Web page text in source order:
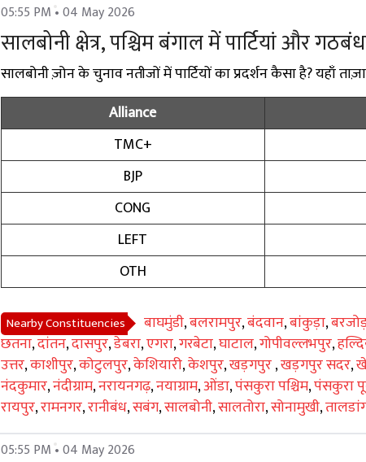
05:55 PM • 04 May 2026
सालबोनी क्षेत्र, पश्चिम बंगाल में पार्टियां और
सालबोनी ज़ोन के चुनाव नतीजों में पार्टियों का प्रदर्शन कैसा है? यहाँ
Alliance
TMC+
BJP
CONG
LEFT
OTH
Nearby Constituencies बाघमुंडी,बलरामपुर,बंदवान,बांकुड़ा,
छतना,दांतन,दासपुर,डेबरा,एगरा,गरबेटा,घाटाल,गोपीवल्लभपुर,
उत्तर,काशीपुर,कोटुलपुर,केशियारी,केशपुर,खड़गपुर,खड़गपुर सदर,
नंदकुमार,नंदीग्राम,नरायनगढ़,नयाग्राम,ओंडा,पंसकुरा पश्चिम,पंसकुरा
रायपुर,रामनगर,रानीबंध,सबंग,सालबोनी,सालतोरा,सोनामुखी,
05:55 PM • 04 May 2026